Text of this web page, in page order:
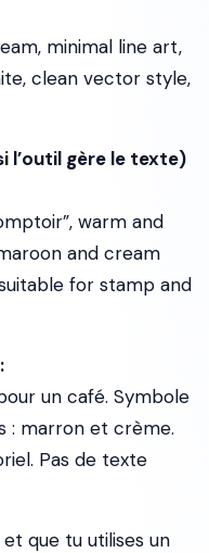
minimal line art,
clean vector style,
l’outil gère le texte)
warm and
and cream
for stamp and
un café. Symbole
: marron et crème.
Pas de texte
et que tu utilises un